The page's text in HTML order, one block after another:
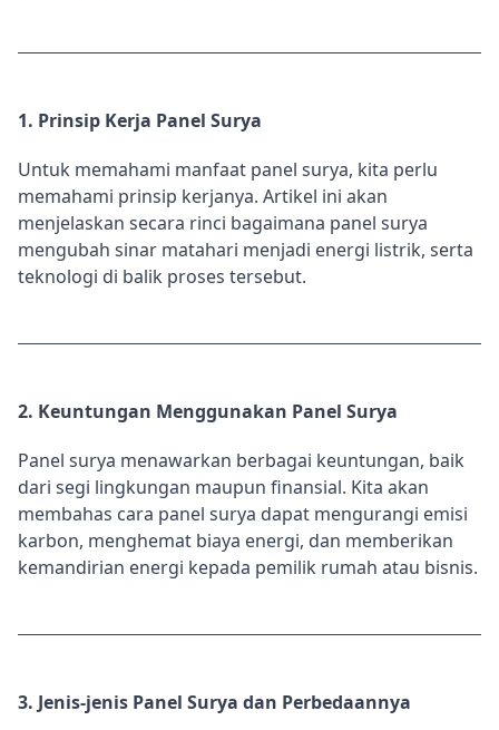
1. Prinsip Kerja Panel Surya
Untuk memahami manfaat panel surya, kita perlu
memahami prinsip kerjanya. Artikel ini akan
menjelaskan secara rinci bagaimana panel surya
mengubah sinar matahari menjadi energi listrik, serta
teknologi di balik proses tersebut.
2. Keuntungan Menggunakan Panel Surya
Panel surya menawarkan berbagai keuntungan, baik
dari segi lingkungan maupun finansial. Kita akan
membahas cara panel surya dapat mengurangi emisi
karbon, menghemat biaya energi, dan memberikan
kemandirian energi kepada pemilik rumah atau bisnis.
3. Jenis-jenis Panel Surya dan Perbedaannya